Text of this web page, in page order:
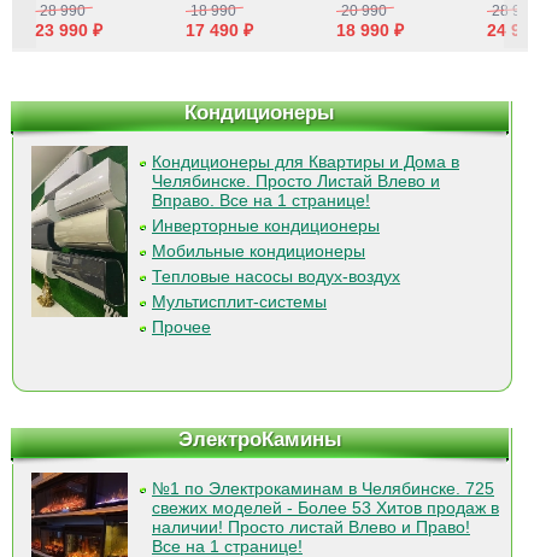
28 990
23 990 ₽
18 990
17 490 ₽
20 990
18 990 ₽
28 990
24
Кондиционеры
Кондиционеры для Квартиры и Дома в
Челябинске. Просто Листай Влево и
Вправо. Все на 1 странице!
Инверторные кондиционеры
Мобильные кондиционеры
Тепловые насосы водух-воздух
Мультисплит-системы
Прочее
ЭлектроКамины
№1 по Электрокаминам в Челябинске. 725
свежих моделей - Более 53 Хитов продаж в
наличии! Просто листай Влево и Право!
Все на 1 странице!